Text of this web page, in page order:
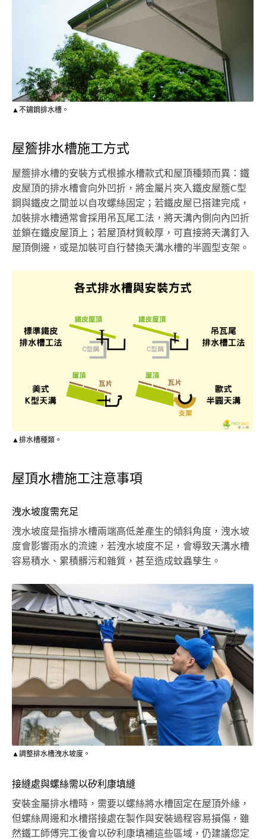
▲不鏽鋼排水槽。
屋簷排水槽施工方式
屋簷排水槽的安裝方式根據水槽款式和屋頂種類而異：鐵
皮屋頂的排水槽會向外凹折，將金屬片夾入鐵皮屋簷C型
鋼與鐵皮之間並以自攻螺絲固定；若鐵皮屋已搭建完成，
加裝排水槽通常會採用吊瓦尾工法，將天溝內側向內凹折
並鎖在鐵皮屋頂上；若屋頂材質較厚，可直接將天溝釘入
屋頂側邊，或是加裝可自行替換天溝水槽的半圓型支架。
▲排水槽種類。
屋頂水槽施工注意事項
洩水坡度需充足
洩水坡度是指排水槽兩端高低差產生的傾斜角度，洩水坡
度會影響雨水的流速，若洩水坡度不足，會導致天溝水槽
容易積水、累積髒污和雜質，甚至造成蚊蟲孳生。
▲調整排水槽洩水坡度。
接縫處與螺絲需以矽利康填縫
安裝金屬排水槽時，需要以螺絲將水槽固定在屋頂外緣，
但螺絲周邊和水槽搭接處在製作與安裝過程容易損傷，雖
然鐵工師傅完工後會以矽利康填補這些區域，仍建議您定